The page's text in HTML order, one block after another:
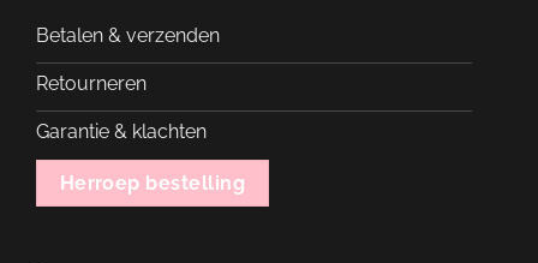
Betalen & verzenden
Retourneren
Garantie & klachten
Herroep bestelling